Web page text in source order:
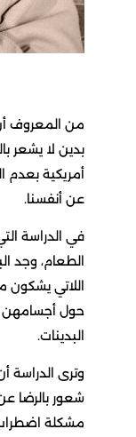
من المعروف أن
بدين لا يشعر بالرضا
أمريكية بعدم القول
عن أنفسنا.
في الدراسة التي
الطعام، وجد
اللاتي يشكون من
حول أجسامهن بنفس
البدينات.
وترى الدراسة أن
شعور بالرضا عن
مشكلة اضطراب في